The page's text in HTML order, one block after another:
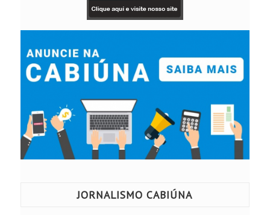
JORNALISMO CABIÚNA